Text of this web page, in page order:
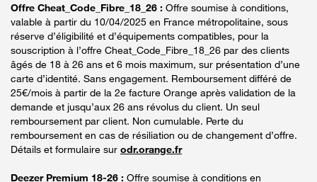
Offre Cheat_Code_Fibre_18_26 : Offre soumise à conditions,
valable à partir du 10/04/2025 en France métropolitaine, sous
réserve d’éligibilité et d’équipements compatibles, pour la
souscription à l’offre Cheat_Code_Fibre_18_26 par des clients
âgés de 18 à 26 ans et 6 mois maximum, sur présentation d’une
carte d’identité. Sans engagement. Remboursement différé de
25€/mois à partir de la 2e facture Orange après validation de la
demande et jusqu’aux 26 ans révolus du client. Un seul
remboursement par client. Non cumulable. Perte du
remboursement en cas de résiliation ou de changement d’offre.
Détails et formulaire sur odr.orange.fr
Deezer Premium 18-26 : Offre soumise à conditions en